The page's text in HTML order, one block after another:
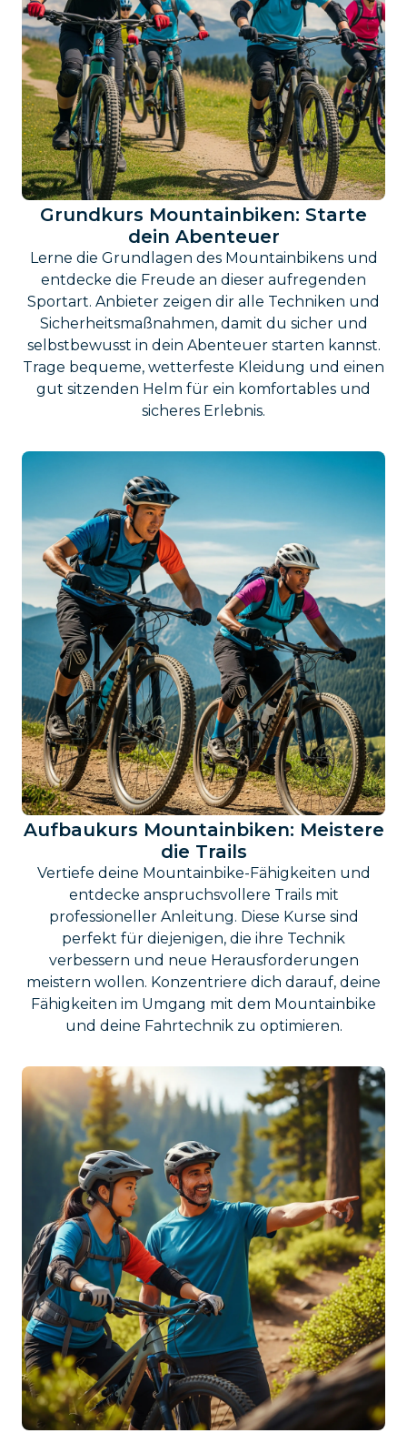
Grundkurs Mountainbiken: Starte
dein Abenteuer
Lerne die Grundlagen des Mountainbikens und
entdecke die Freude an dieser aufregenden
Sportart. Anbieter zeigen dir alle Techniken und
Sicherheitsmaßnahmen, damit du sicher und
selbstbewusst in dein Abenteuer starten kannst.
Trage bequeme, wetterfeste Kleidung und einen
gut sitzenden Helm für ein komfortables und
sicheres Erlebnis.
Aufbaukurs Mountainbiken: Meistere
die Trails
Vertiefe deine Mountainbike-Fähigkeiten und
entdecke anspruchsvollere Trails mit
professioneller Anleitung. Diese Kurse sind
perfekt für diejenigen, die ihre Technik
verbessern und neue Herausforderungen
meistern wollen. Konzentriere dich darauf, deine
Fähigkeiten im Umgang mit dem Mountainbike
und deine Fahrtechnik zu optimieren.